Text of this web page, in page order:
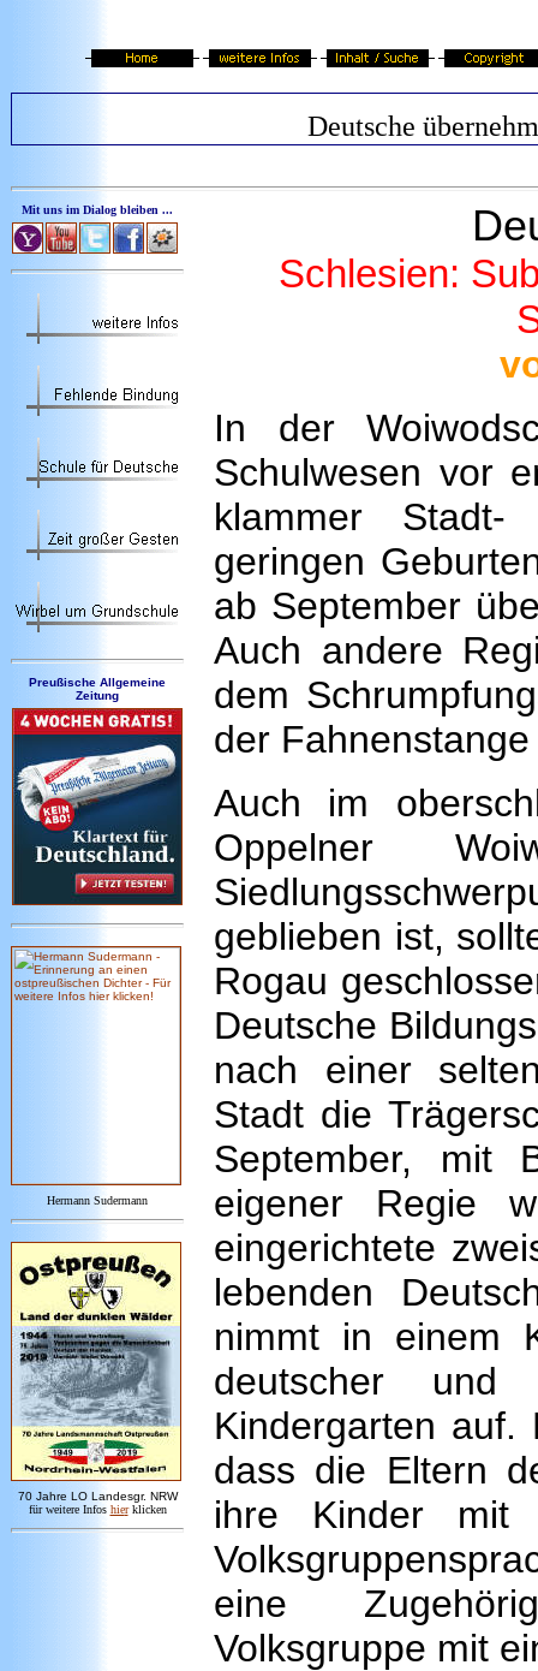
Deutsche
Mit uns im Dialog bleiben ...
Preußische Allgemeine
Zeitung
Hermann Sudermann
70 Jahre LO Landesgr. NRW
für weitere Infos hier klicken
Schlesien:
In der
Schulwesen vor
klammer
geringen
ab September
Auch andere
dem
der
Auch im
Oppelner
geblieben ist,
Rogau
Deutsche
nach einer
Stadt die
September, mit
eigener Regie
eingerichtete
lebenden
nimmt in einem
deutscher und
Kindergarten auf.
dass die Eltern
ihre Kinder mit
eine
Volksgruppe mit